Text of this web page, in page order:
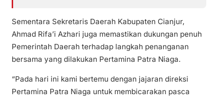
Sementara Sekretaris Daerah Kabupaten Cianjur,
Ahmad Rifa’i Azhari juga memastikan dukungan penuh
Pemerintah Daerah terhadap langkah penanganan
bersama yang dilakukan Pertamina Patra Niaga.
“Pada hari ini kami bertemu dengan jajaran direksi
Pertamina Patra Niaga untuk membicarakan pasca